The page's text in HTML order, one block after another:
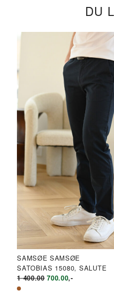
DU
SAMSØE SAMSØE
SATOBIAS 15080, SALUTE
1 400.00 OPPRINNELIG
700.00NÅVÆRENDE
,-